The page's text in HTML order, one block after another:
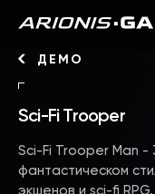
ДЕМО
Sci-Fi Trooper
Sci-Fi Trooper Man
фантастическом
экшенов и sci-fi